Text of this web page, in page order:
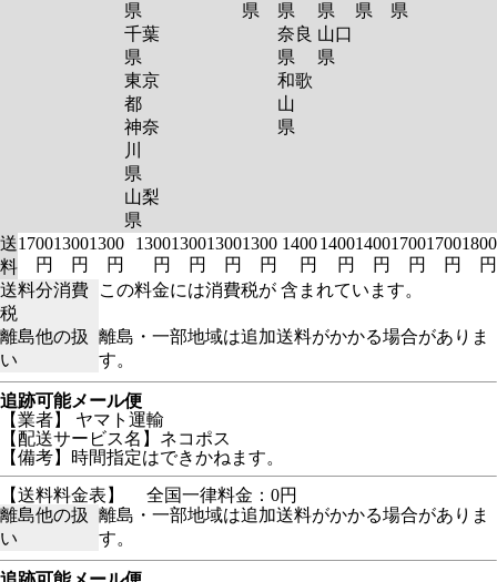
県
千葉
県
東京
都
神奈
川
県
山梨
県
県 県
奈良
県
和歌
山
県
県
山口
県
県 県
送
料
1700
円
1300
円
1300
円
1300
円
1300
円
1300
円
1300
円
1400
円
1400
円
1400
円
1700
円
1700
円
1800
円
送料分消費
税
この料金には消費税が 含まれています。
離島他の扱
い
離島・一部地域は追加送料がかかる場合がありま
す。
追跡可能メール便
【業者】 ヤマト運輸
【配送サービス名】ネコポス
【備考】時間指定はできかねます。
【送料料金表】
全国一律料金：0円
離島他の扱
い
離島・一部地域は追加送料がかかる場合がありま
す。